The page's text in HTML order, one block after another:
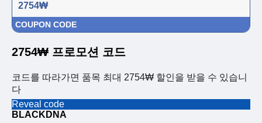
2754₩
COUPON CODE
2754₩ 프로모션 코드
코드를 따라가면 품목 최대 2754₩ 할인을 받을 수 있습니
다
Reveal code
BLACKDNA